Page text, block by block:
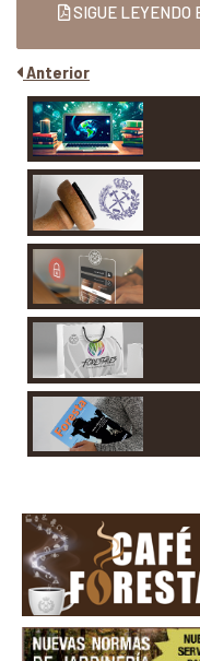
SIGUE LEYENDO
Anterior